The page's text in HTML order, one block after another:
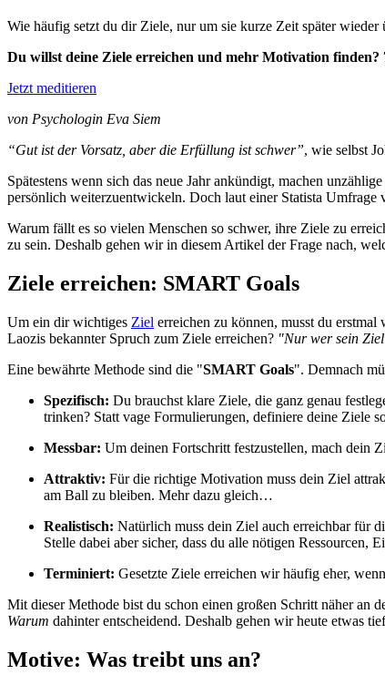
Wie häufig setzt du dir Ziele, nur um sie kurze Zeit später
Du willst deine Ziele erreichen und mehr Motivation
Jetzt meditieren
von Psychologin Eva Siem
“Gut ist der Vorsatz, aber die Erfüllung ist schwer”, wie selbst
Spätestens wenn sich das neue Jahr ankündigt, machen
persönlich weiterzuentwickeln. Doch laut einer Statista
Warum fällt es so vielen Menschen so schwer, ihre Ziele zu
zu sein. Deshalb gehen wir in diesem Artikel der Frage nach,
Ziele erreichen: SMART Goals
Um ein dir wichtiges Ziel erreichen zu können, musst du
Laozis bekannter Spruch zum Ziele erreichen? "Nur wer sein
Eine bewährte Methode sind die "SMART Goals". Demnach
Spezifisch: Du brauchst klare Ziele, die ganz genau
trinken? Statt vage Formulierungen, definiere deine Ziele
Messbar: Um deinen Fortschritt festzustellen, mach dein
Attraktiv: Für die richtige Motivation muss dein Ziel
am Ball zu bleiben. Mehr dazu gleich…
Realistisch: Natürlich muss dein Ziel auch erreichbar für
Stelle dabei aber sicher, dass du alle nötigen Ressourcen,
Terminiert: Gesetzte Ziele erreichen wir häufig eher,
Mit dieser Methode bist du schon einen großen Schritt näher
Warum dahinter entscheidend. Deshalb gehen wir heute etwas
Motive: Was treibt uns an?